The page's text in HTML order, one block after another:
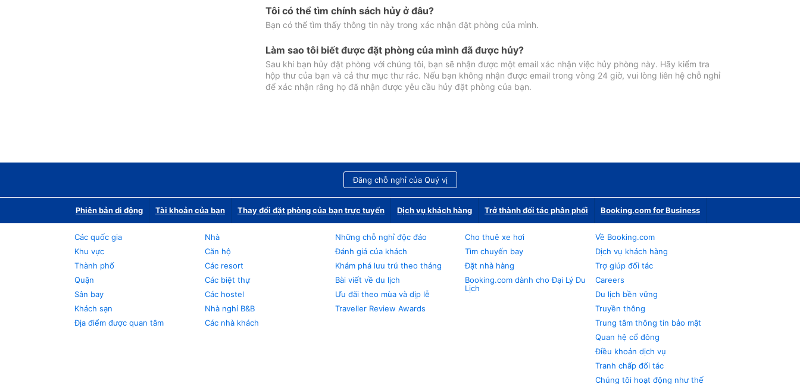
Tôi có thể tìm chính sách hủy ở đâu?
Bạn có thể tìm thấy thông tin này trong xác nhận đặt phòng của mình.
Làm sao tôi biết được đặt phòng của mình đã được hủy?
Sau khi bạn hủy đặt phòng với chúng tôi, bạn sẽ nhận được một email xác nhận việc hủy phòng này. Hãy kiểm tra
hộp thư của bạn và cả thư mục thư rác. Nếu bạn không nhận được email trong vòng 24 giờ, vui lòng liên hệ chỗ nghỉ
để xác nhận rằng họ đã nhận được yêu cầu hủy đặt phòng của bạn.
Đăng chỗ nghỉ của Quý vị
Phiên bản di động Tài khoản của bạn Thay đổi đặt phòng của bạn trực tuyến Dịch vụ khách hàng Trở thành đối tác phân phối Booking.com for Business
Các quốc gia
Khu vực
Thành phố
Quận
Sân bay
Khách sạn
Địa điểm được quan tâm
Nhà
Căn hộ
Các resort
Các biệt thự
Các hostel
Nhà nghỉ B&B
Các nhà khách
Những chỗ nghỉ độc đáo
Đánh giá của khách
Khám phá lưu trú theo tháng
Bài viết về du lịch
Ưu đãi theo mùa và dịp lễ
Traveller Review Awards
Cho thuê xe hơi
Tìm chuyến bay
Đặt nhà hàng
Booking.com dành cho Đại Lý Du
Lịch
Về Booking.com
Dịch vụ khách hàng
Trợ giúp đối tác
Careers
Du lịch bền vững
Truyền thông
Trung tâm thông tin bảo mật
Quan hệ cổ đông
Điều khoản dịch vụ
Tranh chấp đối tác
Chúng tôi hoạt động như thế